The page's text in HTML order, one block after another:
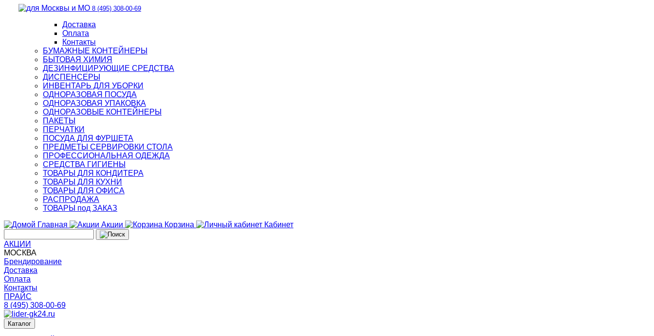
8 (495) 308-00-69
Доставка
Оплата
Контакты
БУМАЖНЫЕ КОНТЕЙНЕРЫ
БЫТОВАЯ ХИМИЯ
ДЕЗИНФИЦИРУЮЩИЕ СРЕДСТВА
ДИСПЕНСЕРЫ
ИНВЕНТАРЬ ДЛЯ УБОРКИ
ОДНОРАЗОВАЯ ПОСУДА
ОДНОРАЗОВАЯ УПАКОВКА
ОДНОРАЗОВЫЕ КОНТЕЙНЕРЫ
ПАКЕТЫ
ПЕРЧАТКИ
ПОСУДА ДЛЯ ФУРШЕТА
ПРЕДМЕТЫ СЕРВИРОВКИ СТОЛА
ПРОФЕССИОНАЛЬНАЯ ОДЕЖДА
СРЕДСТВА ГИГИЕНЫ
ТОВАРЫ ДЛЯ КОНДИТЕРА
ТОВАРЫ ДЛЯ КУХНИ
ТОВАРЫ ДЛЯ ОФИСА
РАСПРОДАЖА
ТОВАРЫ под ЗАКАЗ
Главная
Акции Корзина Кабинет
АКЦИИ
МОСКВА
Брендирование
Доставка
Оплата
Контакты
ПРАЙС
8 (495) 308-00-69
Каталог